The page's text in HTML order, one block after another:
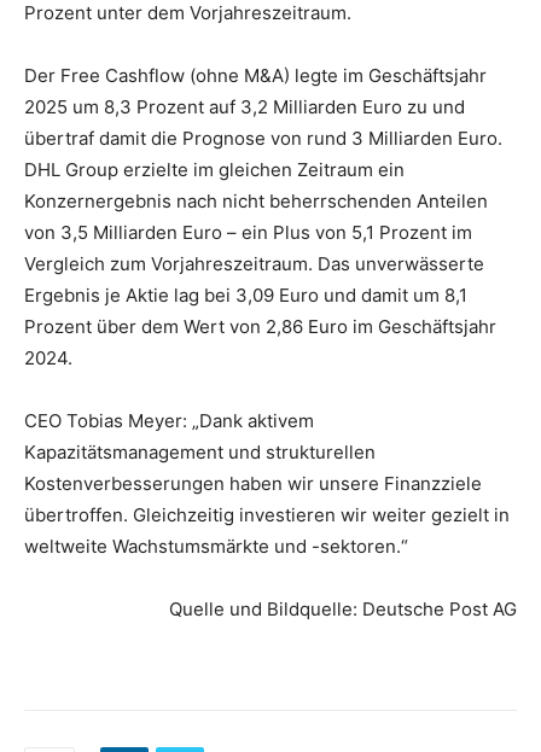
Prozent unter dem Vorjahreszeitraum.
Der Free Cashflow (ohne M&A) legte im Geschäftsjahr
2025 um 8,3 Prozent auf 3,2 Milliarden Euro zu und
übertraf damit die Prognose von rund 3 Milliarden Euro.
DHL Group erzielte im gleichen Zeitraum ein
Konzernergebnis nach nicht beherrschenden Anteilen
von 3,5 Milliarden Euro – ein Plus von 5,1 Prozent im
Vergleich zum Vorjahreszeitraum. Das unverwässerte
Ergebnis je Aktie lag bei 3,09 Euro und damit um 8,1
Prozent über dem Wert von 2,86 Euro im Geschäftsjahr
2024.
CEO Tobias Meyer: „Dank aktivem
Kapazitätsmanagement und strukturellen
Kostenverbesserungen haben wir unsere Finanzziele
übertroffen. Gleichzeitig investieren wir weiter gezielt in
weltweite Wachstumsmärkte und -sektoren.“
Quelle und Bildquelle: Deutsche Post AG